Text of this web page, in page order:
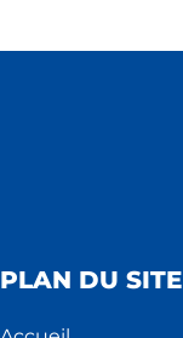
PLAN DU SITE